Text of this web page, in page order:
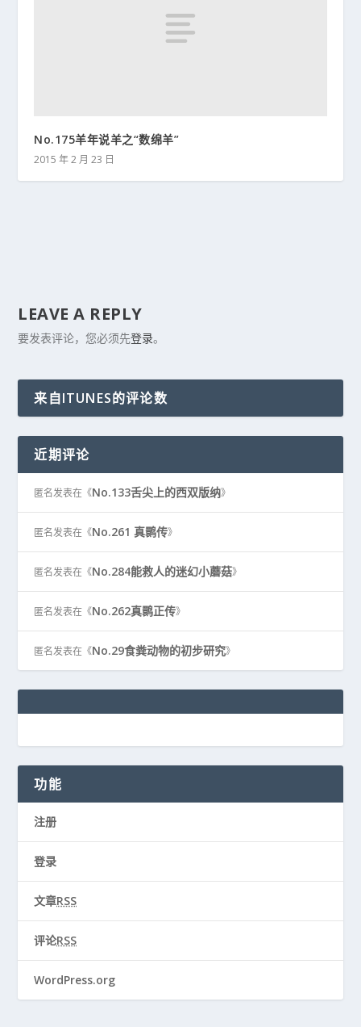
No.175羊年说羊之“数绵羊”
2015 年 2 月 23 日
LEAVE A REPLY
要发表评论，您必须先登录。
来自ITUNES的评论数
近期评论
匿名发表在《No.133舌尖上的西双版纳》
匿名发表在《No.261 真鹮传》
匿名发表在《No.284能救人的迷幻小蘑菇》
匿名发表在《No.262真鹮正传》
匿名发表在《No.29食粪动物的初步研究》
功能
注册
登录
文章RSS
评论RSS
WordPress.org